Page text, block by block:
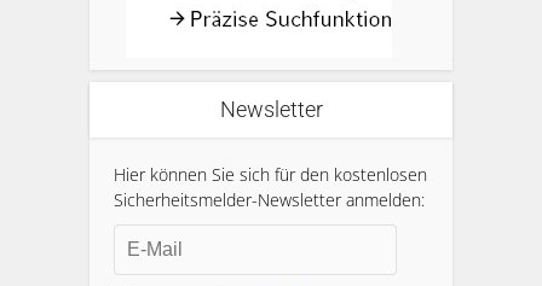
Newsletter
Hier können Sie sich für den kostenlosen
Sicherheitsmelder-Newsletter anmelden: